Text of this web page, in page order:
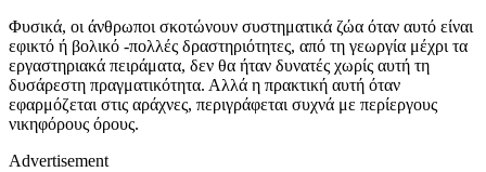
Φυσικά, οι άνθρωποι σκοτώνουν συστηματικά ζώα όταν αυτό είναι
εφικτό ή βολικό -πολλές δραστηριότητες, από τη γεωργία μέχρι τα
εργαστηριακά πειράματα, δεν θα ήταν δυνατές χωρίς αυτή τη
δυσάρεστη πραγματικότητα. Αλλά η πρακτική αυτή όταν
εφαρμόζεται στις αράχνες, περιγράφεται συχνά με περίεργους
νικηφόρους όρους.
Advertisement